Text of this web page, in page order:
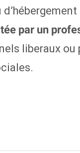
par un
liberaux